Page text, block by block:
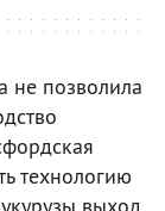
не позволила
технологию